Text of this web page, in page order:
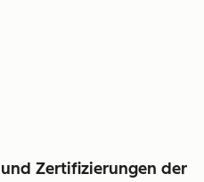
Zertifizierungen der